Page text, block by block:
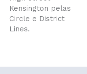
Kensington pelas
Circle e District
Lines.